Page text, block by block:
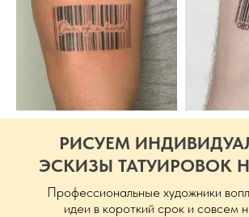
Профессиональные художники
идеи в короткий срок и совсем
РИСУЕМ
ЭСКИЗЫ ТАТУИРОВОК